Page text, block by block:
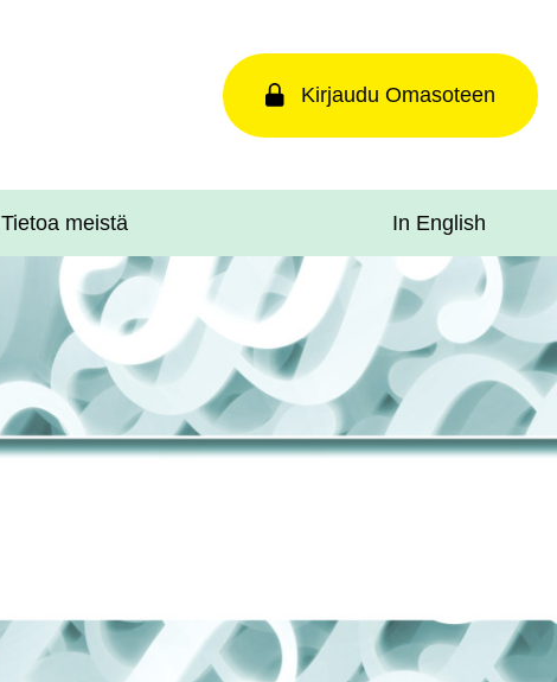
Kirjaudu Omasoteen
Tietoa meistä In English